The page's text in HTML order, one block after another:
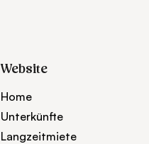
Website
Home
Unterkünfte
Langzeitmiete